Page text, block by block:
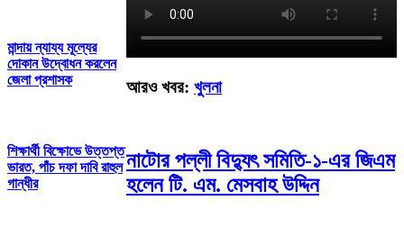
মান্দায় ন্যায্য মূল্যের
দোকান উদ্বোধন করলেন
জেলা প্রশাসক
শিক্ষার্থী বিক্ষোভে উত্তপ্ত
ভারত, পাঁচ দফা দাবি রাহুল
গান্ধীর
আরও খবর: খুলনা
নাটোর পল্লী বিদ্যুৎ সমিতি-১-এর জিএম
হলেন টি. এম. মেসবাহ উদ্দিন